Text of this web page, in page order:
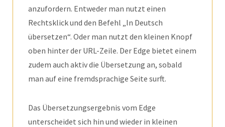
anzufordern. Entweder man nutzt einen
Rechtsklick und den Befehl „In Deutsch
übersetzen“. Oder man nutzt den kleinen Knopf
oben hinter der URL-Zeile. Der Edge bietet einem
zudem auch aktiv die Übersetzung an, sobald
man auf eine fremdsprachige Seite surft.
Das Übersetzungsergebnis vom Edge
unterscheidet sich hin und wieder in kleinen